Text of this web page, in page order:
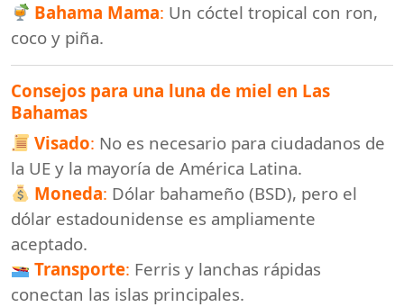
Bahama Mama: Un cóctel tropical con ron,
coco y piña.
Consejos para una luna de miel en Las
Bahamas
Visado: No es necesario para ciudadanos de
la UE y la mayoría de América Latina.
Moneda: Dólar bahameño (BSD), pero el
dólar estadounidense es ampliamente
aceptado.
Transporte: Ferris y lanchas rápidas
conectan las islas principales.